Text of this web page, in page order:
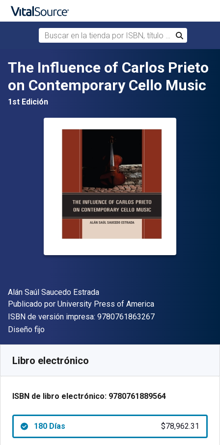
Saltar al contenido principal
Buscar en la tienda por ISBN, título o autor
Buscar
The Influence of Carlos Prieto
on Contemporary Cello Music
1st Edición
Autor(es)
Alán Saúl Saucedo Estrada
Editor
Publicado por University Press of America
ISBN de versión impresa: 9780761863267"ISBN-13
Formato
Diseño fijo
Libro electrónico
ISBN de libro electrónico: 9780761889564
180 Días $78,962.31